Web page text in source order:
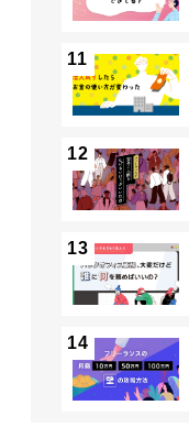
11
12
13
14